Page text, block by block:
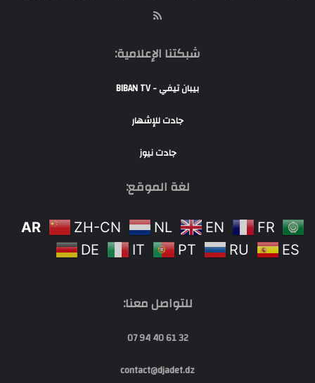
شبكتنا الإعلامية:
بيبان تيفي - BIBAN TV
جادت للإشهار
جادت نيوز
لغة الموقع:
AR ZH-CN NL EN
FR
DE
IT PT RU ES
للتواصل معنا:
32 61 40 94 07
contact@djadet.dz